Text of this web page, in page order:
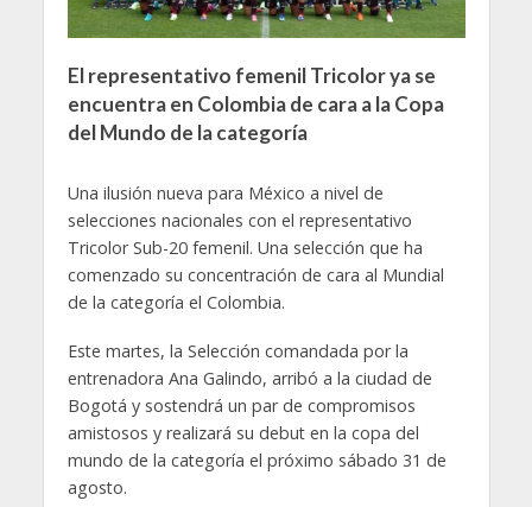
El representativo femenil Tricolor ya se
encuentra en Colombia de cara a la Copa
del Mundo de la categoría
Una ilusión nueva para México a nivel de
selecciones nacionales con el representativo
Tricolor Sub-20 femenil. Una selección que ha
comenzado su concentración de cara al Mundial
de la categoría el Colombia.
Este martes, la Selección comandada por la
entrenadora Ana Galindo, arribó a la ciudad de
Bogotá y sostendrá un par de compromisos
amistosos y realizará su debut en la copa del
mundo de la categoría el próximo sábado 31 de
agosto.